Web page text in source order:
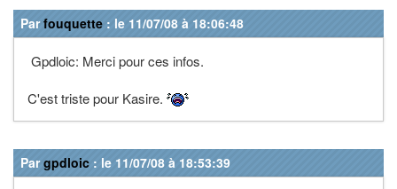
Parfouquette : le 11/07/08 à 18:06:48
Gpdloic: Merci pour ces infos.
C'est triste pour Kasire.
Pargpdloic : le 11/07/08 à 18:53:39